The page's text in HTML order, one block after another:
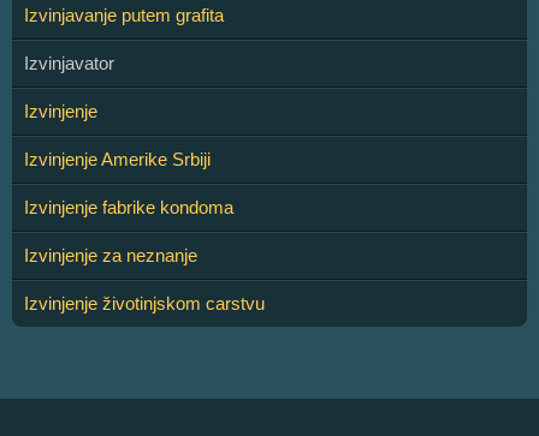
Izvinjavanje putem grafita
Izvinjavator
Izvinjenje
Izvinjenje Amerike Srbiji
Izvinjenje fabrike kondoma
Izvinjenje za neznanje
Izvinjenje životinjskom carstvu